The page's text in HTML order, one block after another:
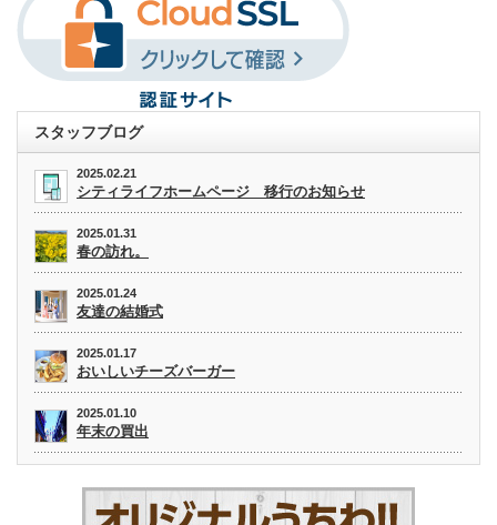
スタッフブログ
2025.02.21
シティライフホームページ 移行のお知らせ
2025.01.31
春の訪れ。
2025.01.24
友達の結婚式
2025.01.17
おいしいチーズバーガー
2025.01.10
年末の買出